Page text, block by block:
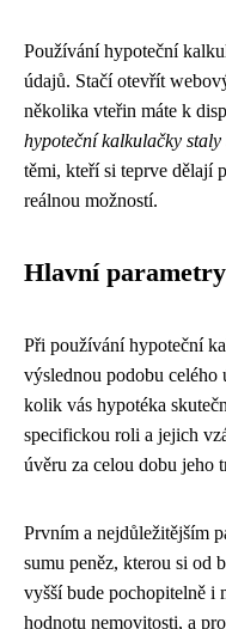
Používání hypoteční
údajů. Stačí otevřít
několika vteřin máte k
hypoteční kalkulačky
těmi, kteří si teprve dělají
reálnou možností.
Hlavní
Při používání hypoteční
výslednou podobu celého
kolik vás hypotéka
specifickou roli a jejich
úvěru za celou dobu jeho
Prvním a nejdůležitějším
sumu peněz, kterou si od
vyšší bude pochopitelně i
hodnotu nemovitosti, a